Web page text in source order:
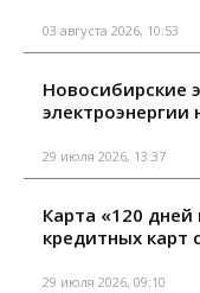
03 августа 2026, 10:53
Новосибирские
электроэнергии
29 июля 2026, 13:37
Карта «120
кредитных
29 июля 2026, 09:10